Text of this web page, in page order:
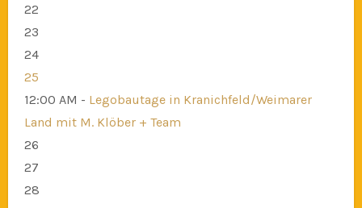
22
23
24
25
12:00 AM - Legobautage in Kranichfeld/Weimarer
Land mit M. Klöber + Team
26
27
28